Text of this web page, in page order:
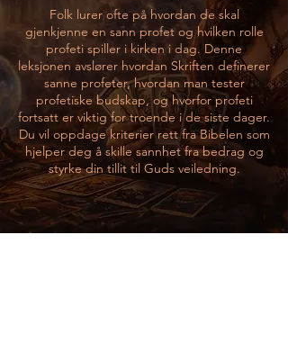
Folk lurer ofte på hvordan de skal
gjenkjenne en sann profet og hvilken rolle
profeti spiller i kirken i dag. Denne
leksjonen avslører hvordan Skriften definerer
sanne profeter, hvordan man tester
profetiske budskap, og hvorfor profeti
fortsatt er viktig for troende i de siste dager.
Du vil oppdage kriterier rett fra Bibelen som
hjelper deg å skille sannhet fra bedrag og
styrke din tillit til Guds veiledning.